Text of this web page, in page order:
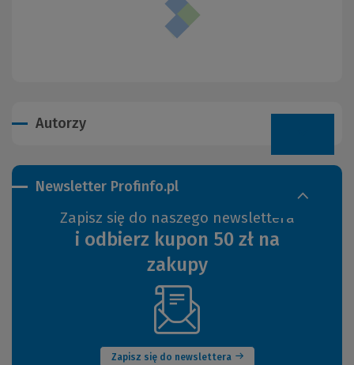
Autorzy
Newsletter Profinfo.pl
Zapisz się do naszego newslettera
i odbierz kupon 50 zł na
zakupy
Zapisz się do newslettera
(Nowe
okno)